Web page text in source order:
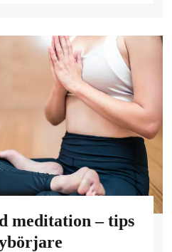
meditation – tips